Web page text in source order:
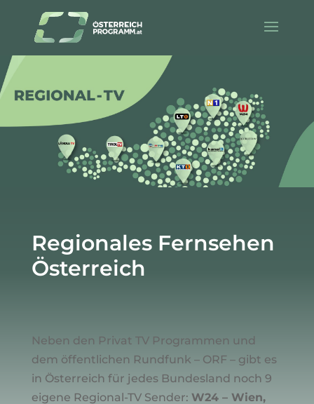
Regionales Fernsehen
Österreich
Neben den Privat TV Programmen und
dem öffentlichen Rundfunk – ORF – gibt es
in Österreich für jedes Bundesland noch 9
eigene Regional-TV Sender: W24 – Wien,